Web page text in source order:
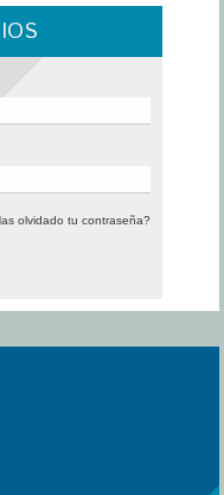
olvidado tu contraseña?